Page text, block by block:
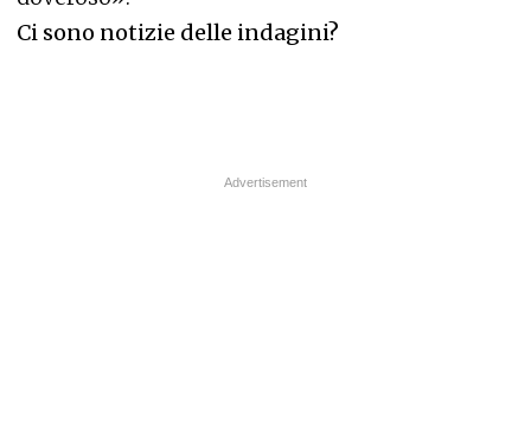
Ci sono notizie delle indagini?